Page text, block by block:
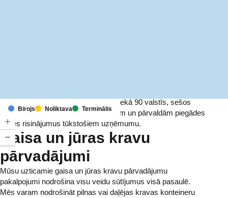
Birojs Noliktava Terminālis
Ar birojiem un infrastruktūru vairāk nekā 90 valstīs, sešos
kontinentos, mēs ik dienu nodrošinām un pārvaldām piegādes
ķēdes risinājumus tūkstošiem uzņēmumu.
Gaisa un jūras kravu
pārvadājumi
Mūsu uzticamie gaisa un jūras kravu pārvadājumu
pakalpojumi nodrošina visu veidu sūtījumus visā pasaulē.
Mēs varam nodrošināt pilnas vai daļējas kravas konteineru